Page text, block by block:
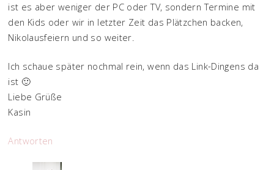
ist es aber weniger der PC oder TV, sondern Termine mit
den Kids oder wir in letzter Zeit das Plätzchen backen,
Nikolausfeiern und so weiter.
Ich schaue später nochmal rein, wenn das Link-Dingens da
ist 🙂
Liebe Grüße
Kasin
Antworten